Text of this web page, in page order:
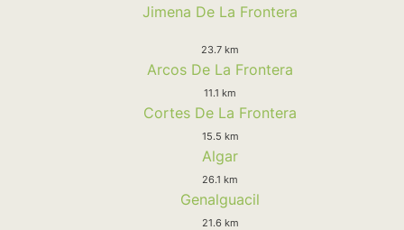
Jimena De La Frontera
23.7 km
Arcos De La Frontera
11.1 km
Cortes De La Frontera
15.5 km
Algar
26.1 km
Genalguacil
21.6 km